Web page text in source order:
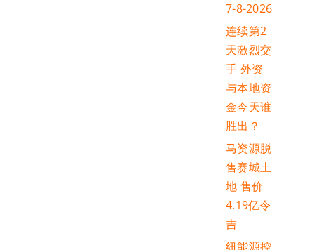
7-8-2026
连续第2
天激烈交
手 外资
与本地资
金今天谁
胜出？
马资源脱
售赛城土
地 售价
4.19亿令
吉
纽能源控